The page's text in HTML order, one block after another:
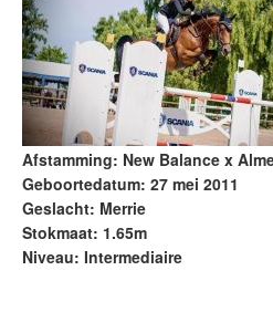
Afstamming: New Balance x
Geboortedatum: 27 mei 2011
Geslacht: Merrie
Stokmaat: 1.65m
Niveau: Intermediaire